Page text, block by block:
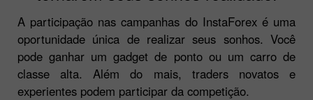
A participação nas campanhas do InstaForex é uma
oportunidade única de realizar seus sonhos. Você
pode ganhar um gadget de ponto ou um carro de
classe alta. Além do mais, traders novatos e
experientes podem participar da competição.